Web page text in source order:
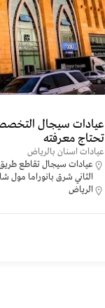
عيادات سيجال
تحتاج معرفته
عيادات اسنان بالرياض
عيادات سيجال تقاطع
الثاني شرق بانوراما مول
الرياض